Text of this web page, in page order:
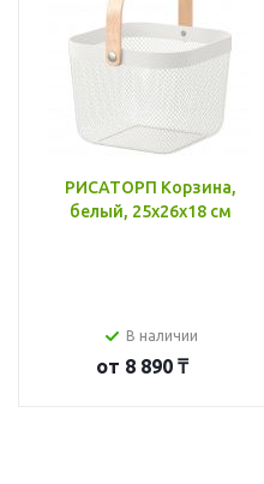
РИСАТОРП Корзина,
белый, 25x26x18 см
В наличии
от 8 890 ₸